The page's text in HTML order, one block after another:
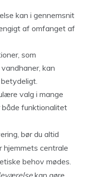
kan i gennemsnit
af omfanget af
som
kan
valg i mange
funktionalitet
bør du altid
hjemmets centrale
behov mødes.
kan gøre